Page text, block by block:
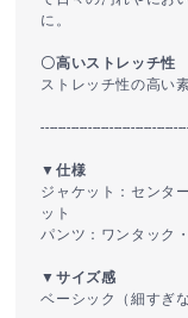
に。
〇高いストレッチ性
ストレッチ性の高い
▼仕様
ジャケット：センタ
ット
パンツ：ワンタック
▼サイズ感
ベーシック（細すぎ